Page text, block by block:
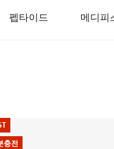
펩타이드 메디피
충전